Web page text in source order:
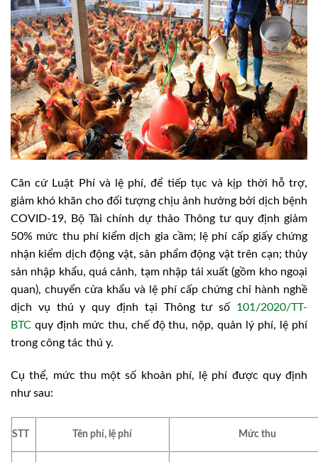
Căn cứ Luật Phí và lệ phí, để tiếp tục và kịp thời hỗ trợ,
giảm khó khăn cho đối tượng chịu ảnh hưởng bởi dịch bệnh
COVID-19, Bộ Tài chính dự thảo Thông tư quy định giảm
50% mức thu phí kiểm dịch gia cầm; lệ phí cấp giấy chứng
nhận kiểm dịch động vật, sản phẩm động vật trên cạn; thủy
sản nhập khẩu, quá cảnh, tạm nhập tái xuất (gồm kho ngoại
quan), chuyển cửa khẩu và lệ phí cấp chứng chỉ hành nghề
dịch vụ thú y quy định tại Thông tư số 101/2020/TT-
BTC quy định mức thu, chế độ thu, nộp, quản lý phí, lệ phí
trong công tác thú y.
Cụ thể, mức thu một số khoản phí, lệ phí được quy định
như sau:
STT Tên phí, lệ phí Mức thu